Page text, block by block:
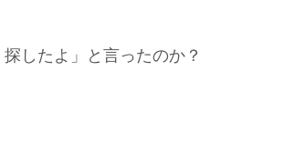
したよ」と言ったのか？